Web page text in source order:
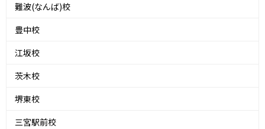
難波(なんば)校
豊中校
江坂校
茨木校
堺東校
三宮駅前校